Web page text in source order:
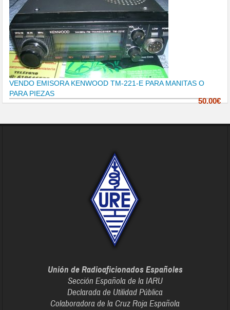
VENDO EMISORA KENWOOD TM-221-E PARA MANITAS O
PARA PIEZAS
50.00€
Unión de Radioaficionados Españoles
Sección Española de la IARU
Declarada de Utilidad Pública
Colaboradora de la Cruz Roja Española